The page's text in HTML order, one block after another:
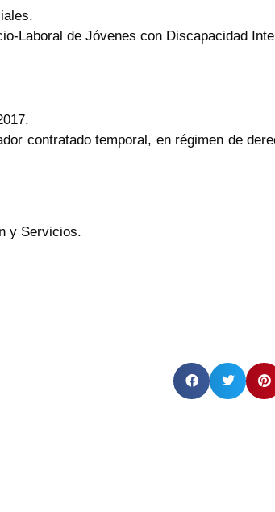
Laboral de Jóvenes con Discapacidad
contratado temporal, en régimen de
y Servicios.